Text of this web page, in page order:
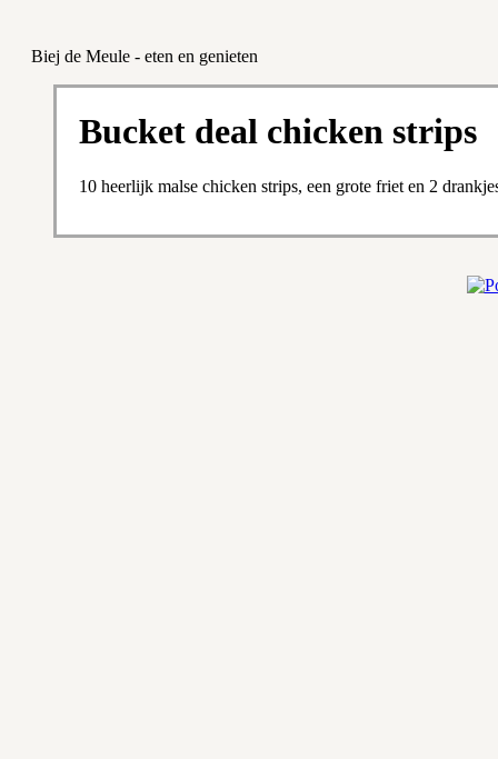
Biej de Meule - eten en genieten
Bucket deal chicken strips
10 heerlijk malse chicken strips, een grote friet en 2